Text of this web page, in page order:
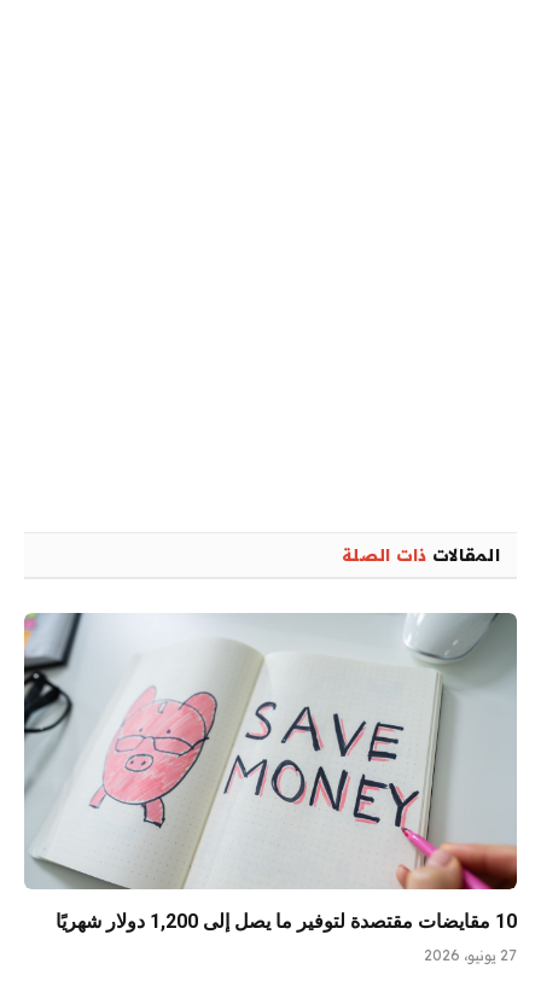
المقالات ذات الصلة
10 مقايضات مقتصدة لتوفير ما يصل إلى 1,200 دولار شهريًا
27 يونيو، 2026